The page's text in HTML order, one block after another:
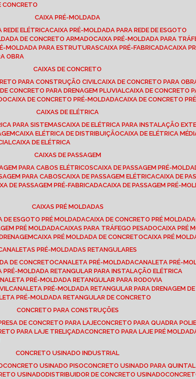
CONCRETO
CAIXA PRÉ-MOLDADA
REDE ELÉTRICA
CAIXA PRÉ-MOLDADA PARA REDE DE ESGOTO
DE CONCRETO ARMADO
CAIXA PRÉ-MOLDADA PARA
MOLDADA PARA ESTRUTURAS CAIXA PRÉ-FABRICADA CAIXA
OBRA
CAIXAS DE CONCRETO
PARA CONSTRUÇÃO CIVIL CAIXA DE CONCRETO PARA
DE CONCRETO PARA DRENAGEM PLUVIAL CAIXA DE CONCRETO
CAIXA DE CONCRETO PRÉ-MOLDADA CAIXA DE CONCRETO
CAIXAS DE ELÉTRICA
PARA SISTEMAS CAIXA DE ELÉTRICA PARA INSTALAÇÃO
CAIXA ELÉTRICA DE DISTRIBUIÇÃO CAIXA DE ELÉTRICA
CAIXA DE ELÉTRICA
CAIXAS DE PASSAGEM
PARA CABOS ELÉTRICOS CAIXA DE PASSAGEM PRÉ-
PARA CABOS CAIXA DE PASSAGEM ELÉTRICA CAIXA DE
DE PASSAGEM PRÉ-FABRICADA CAIXA DE PASSAGEM PRÉ-
CAIXAS PRÉ MOLDADAS
DE ESGOTO PRÉ MOLDADA CAIXA DE CONCRETO PRÉ MOLDADA
PRÉ MOLDADA CAIXAS PARA TRÁFEGO PESADO CAIXA PRÉ
CAIXA PRÉ MOLDADA DE CONCRETO CAIXA PRÉ
CANALETAS PRÉ-MOLDADAS RETANGULARES
DE CONCRETO CANALETA PRÉ-MOLDADA CANALETA PRÉ-
PRÉ-MOLDADA RETANGULAR PARA INSTALAÇÃO ELÉTRICA
PRÉ-MOLDADA RETANGULAR PARA RODOVIA
CANALETA PRÉ-MOLDADA RETANGULAR PARA DRENAGEM
PRÉ-MOLDADA RETANGULAR DE CONCRETO
CONCRETO PARA CONSTRUÇÕES
DE CONCRETO PARA LAJE CONCRETO PARA QUADRA
PARA LAJE TRELIÇADA CONCRETO PARA LAJE PRÉ
CONCRETO USINADO INDUSTRIAL
CONCRETO USINADO PISO CONCRETO USINADO PARA QUINTAL
USINADO DISTRIBUIDOR DE CONCRETO USINADO